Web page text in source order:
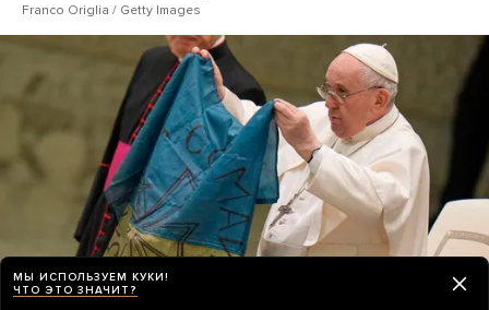
Franco Origlia / Getty Images
МЫ ИСПОЛЬЗУЕМ КУКИ!
ЧТО ЭТО ЗНАЧИТ?